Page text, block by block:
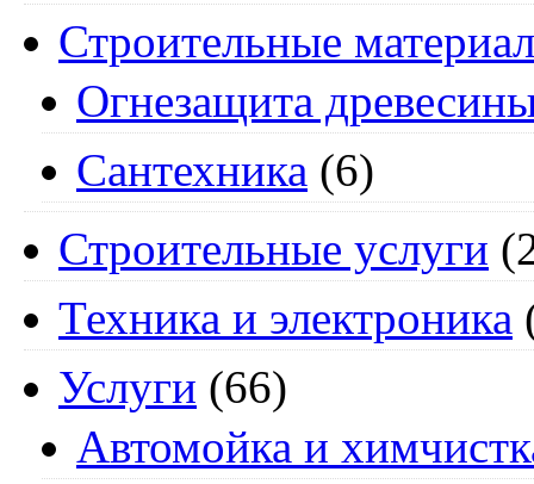
Строительные
Огнезащита
Сантехника (6)
Строительные услуги
Техника и электроника
Услуги (66)
Автомойка и